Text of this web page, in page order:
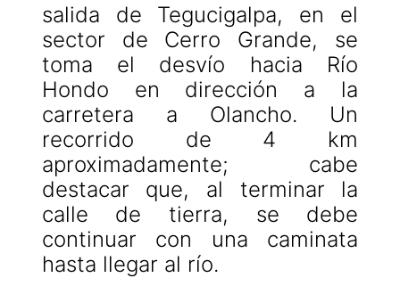
salida de Tegucigalpa, en el
sector de Cerro Grande, se
toma el desvío hacia Río
Hondo en dirección a la
carretera a Olancho. Un
recorrido de 4 km
aproximadamente; cabe
destacar que, al terminar la
calle de tierra, se debe
continuar con una caminata
hasta llegar al río.